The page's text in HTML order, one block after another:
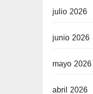
julio 2026
junio 2026
mayo 2026
abril 2026